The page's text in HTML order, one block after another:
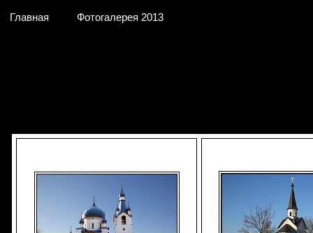
Главная Фотогалерея 2013